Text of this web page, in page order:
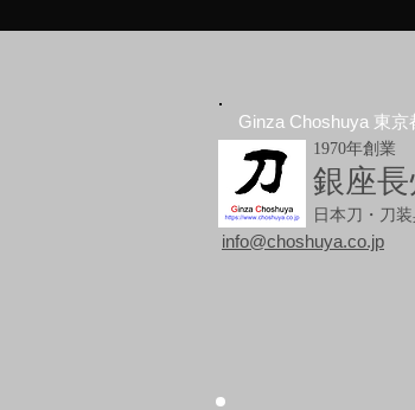
Ginza Choshuya 東
1970年創業
銀座
日本刀・刀
info@choshuya.co.jp